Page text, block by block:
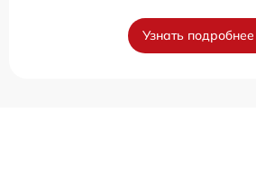
Узнать подробнее